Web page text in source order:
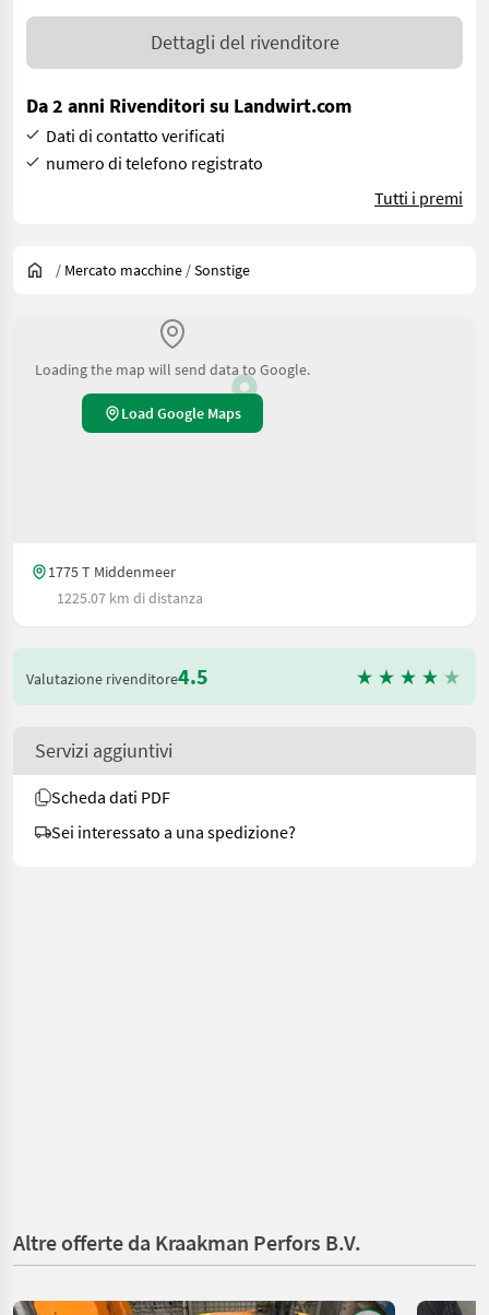
Dettagli del rivenditore
Da 2 anni Rivenditori su Landwirt.com
Dati di contatto verificati
numero di telefono registrato
Tutti i premi
/ Mercato macchine /Sonstige
Loading the map will send data to Google.
Load Google Maps
1775 T Middenmeer
1225.07 km di distanza
Valutazione rivenditore4.5
Servizi aggiuntivi
Scheda dati PDF
Sei interessato a una spedizione?
Altre offerte da Kraakman Perfors B.V.